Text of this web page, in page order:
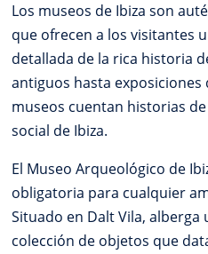
Los museos de Ibiza son
que ofrecen a los visitantes
detallada de la rica historia
antiguos hasta
museos cuentan historias
social de Ibiza.
El Museo Arqueológico de
obligatoria para cualquier
Situado en Dalt Vila,
colección de objetos que